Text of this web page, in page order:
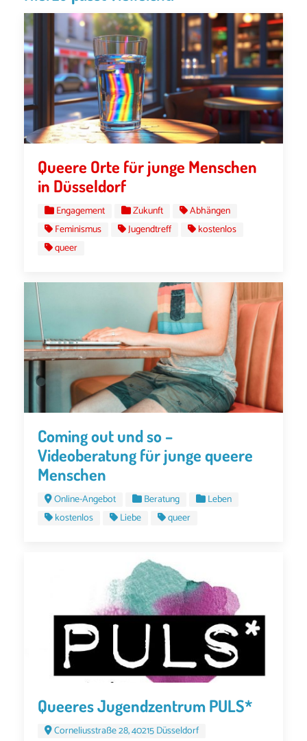
Queere Orte für junge Menschen
in Düsseldorf
Engagement Zukunft
Abhängen
Feminismus
Jugendtreff
kostenlos
queer
Coming out und so –
Videoberatung für junge queere
Menschen
Online-Angebot Beratung
Leben
kostenlos
Liebe queer
Queeres Jugendzentrum PULS*
Corneliusstraße 28, 40215 Düsseldorf